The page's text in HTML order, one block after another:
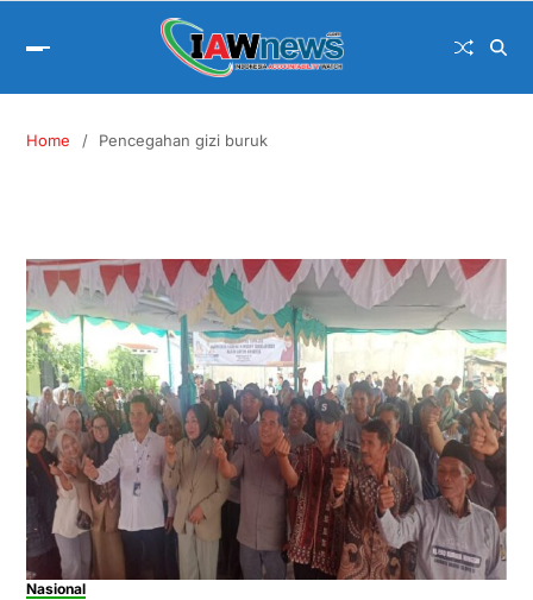
Home Pencegahan gizi buruk
Nasional